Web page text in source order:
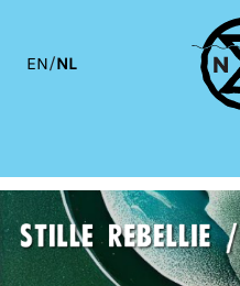
EN/NL